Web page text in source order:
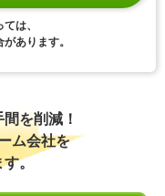
は、
あります。
を削減！
ム会社を
。